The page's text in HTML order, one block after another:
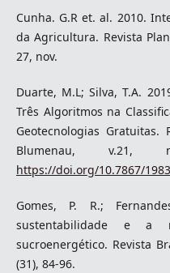
Cunha. G.R et. al. 2010.
da Agricultura. Revista
27, nov.
Duarte, M.L; Silva, T.A.
Três Algoritmos na
Geotecnologias Gratuitas.
Blumenau,
https://doi.org/10.7867/
Gomes, P. R.;
sustentabilidade e
sucroenergético. Revista
(31), 84-96.